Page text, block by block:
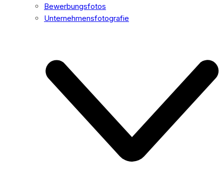
Bewerbungsfotos
Unternehmensfotografie